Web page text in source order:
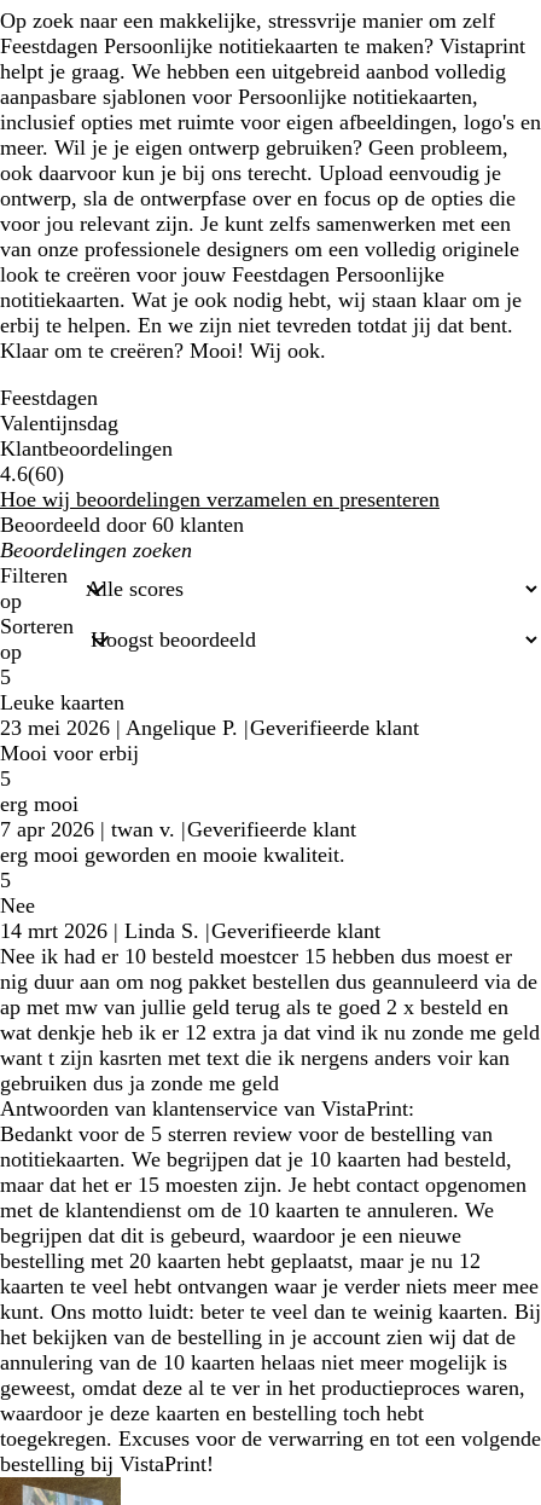
Op zoek naar een makkelijke, stressvrije manier om zelf
Feestdagen Persoonlijke notitiekaarten te maken? Vistaprint
helpt je graag. We hebben een uitgebreid aanbod volledig
aanpasbare sjablonen voor Persoonlijke notitiekaarten,
inclusief opties met ruimte voor eigen afbeeldingen, logo's en
meer. Wil je je eigen ontwerp gebruiken? Geen probleem,
ook daarvoor kun je bij ons terecht. Upload eenvoudig je
ontwerp, sla de ontwerpfase over en focus op de opties die
voor jou relevant zijn. Je kunt zelfs samenwerken met een
van onze professionele designers om een volledig originele
look te creëren voor jouw Feestdagen Persoonlijke
notitiekaarten. Wat je ook nodig hebt, wij staan klaar om je
erbij te helpen. En we zijn niet tevreden totdat jij dat bent.
Klaar om te creëren? Mooi! Wij ook.
Feestdagen
Valentijnsdag
Klantbeoordelingen
4.6(6060
klantbeoordelingen
)
Hoe wij beoordelingen verzamelen en presenteren
Beoordeeld door 60 klanten
Mijn
zoekopdrachten
Filteren
op
Sorteren
op
5
Leuke kaarten
23 mei 2026 | Angelique P. |Geverifieerde klant
Mooi voor erbij
5
erg mooi
7 apr 2026 | twan v. |Geverifieerde klant
erg mooi geworden en mooie kwaliteit.
5
Nee
14 mrt 2026 | Linda S. |Geverifieerde klant
Nee ik had er 10 besteld moestcer 15 hebben dus moest er
nig duur aan om nog pakket bestellen dus geannuleerd via de
ap met mw van jullie geld terug als te goed 2 x besteld en
wat denkje heb ik er 12 extra ja dat vind ik nu zonde me geld
want t zijn kasrten met text die ik nergens anders voir kan
gebruiken dus ja zonde me geld
Antwoorden van klantenservice van VistaPrint:
Bedankt voor de 5 sterren review voor de bestelling van
notitiekaarten. We begrijpen dat je 10 kaarten had besteld,
maar dat het er 15 moesten zijn. Je hebt contact opgenomen
met de klantendienst om de 10 kaarten te annuleren. We
begrijpen dat dit is gebeurd, waardoor je een nieuwe
bestelling met 20 kaarten hebt geplaatst, maar je nu 12
kaarten te veel hebt ontvangen waar je verder niets meer mee
kunt. Ons motto luidt: beter te veel dan te weinig kaarten. Bij
het bekijken van de bestelling in je account zien wij dat de
annulering van de 10 kaarten helaas niet meer mogelijk is
geweest, omdat deze al te ver in het productieproces waren,
waardoor je deze kaarten en bestelling toch hebt
toegekregen. Excuses voor de verwarring en tot een volgende
bestelling bij VistaPrint!